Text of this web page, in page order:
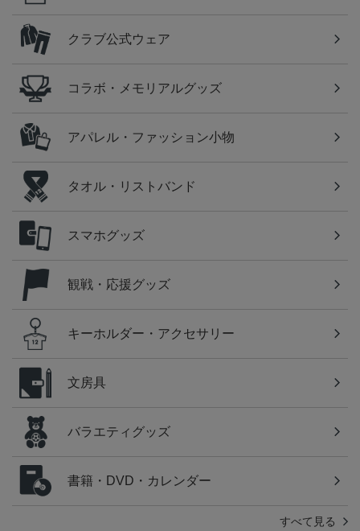
クラブ公式ウェア
コラボ・メモリアルグッズ
アパレル・ファッション小物
タオル・リストバンド
スマホグッズ
観戦・応援グッズ
キーホルダー・アクセサリー
文房具
バラエティグッズ
書籍・DVD・カレンダー
すべて見る